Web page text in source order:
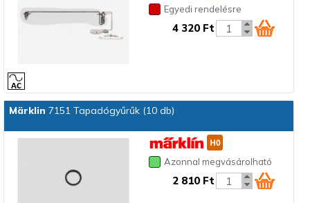
Egyedi rendelésre
4 320 Ft
Märklin 7151 Tapadógyűrűk (10 db)
Azonnal megvásárolható
2 810 Ft